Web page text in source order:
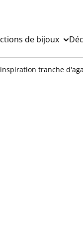
de bijoux
tranche